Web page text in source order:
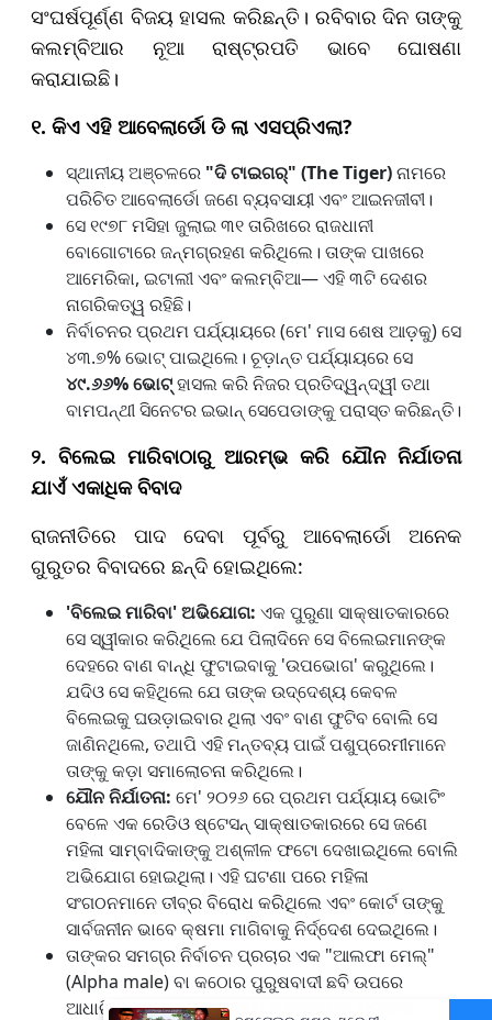
ସଂଘର୍ଷପୂର୍ଣ୍ଣ ବିଜୟ ହାସଲ କରିଛନ୍ତି। ରବିବାର ଦିନ ତାଙ୍କୁ
କଲମ୍ବିଆର ନୂଆ ରାଷ୍ଟ୍ରପତି ଭାବେ ଘୋଷଣା
କରାଯାଇଛି।
୧. କିଏ ଏହି ଆବେଲାର୍ଡୋ ଡି ଲା ଏସପ୍ରିଏଲା?
ସ୍ଥାନୀୟ ଅଞ୍ଚଳରେ "ଦି ଟାଇଗର୍" (The Tiger)ନାମରେ
ପରିଚିତ ଆବେଲାର୍ଡୋ ଜଣେ ବ୍ୟବସାୟୀ ଏବଂ ଆଇନଜୀବୀ।
ସେ ୧୯୭୮ ମସିହା ଜୁଲାଇ ୩୧ ତାରିଖରେ ରାଜଧାନୀ
ବୋଗୋଟାରେ ଜନ୍ମଗ୍ରହଣ କରିଥିଲେ। ତାଙ୍କ ପାଖରେ
ଆମେରିକା, ଇଟାଲୀ ଏବଂ କଲମ୍ବିଆ— ଏହି ୩ଟି ଦେଶର
ନାଗରିକତ୍ୱ ରହିଛି।
ନିର୍ବାଚନର ପ୍ରଥମ ପର୍ଯ୍ୟାୟରେ (ମେ' ମାସ ଶେଷ ଆଡ଼କୁ) ସେ
୪୩.୭% ଭୋଟ୍ ପାଇଥିଲେ। ଚୂଡ଼ାନ୍ତ ପର୍ଯ୍ୟାୟରେ ସେ
୪୯.୬୬% ଭୋଟ୍ହାସଲ କରି ନିଜର ପ୍ରତିଦ୍ୱନ୍ଦ୍ୱୀ ତଥା
ବାମପନ୍ଥୀ ସିନେଟର ଇଭାନ୍ ସେପେଡାଙ୍କୁ ପରାସ୍ତ କରିଛନ୍ତି।
୨. ବିଲେଇ ମାରିବାଠାରୁ ଆରମ୍ଭ କରି ଯୌନ ନିର୍ଯାତନା
ଯାଏଁ ଏକାଧିକ ବିବାଦ
ରାଜନୀତିରେ ପାଦ ଦେବା ପୂର୍ବରୁ ଆବେଲାର୍ଡୋ ଅନେକ
ଗୁରୁତର ବିବାଦରେ ଛନ୍ଦି ହୋଇଥିଲେ:
'ବିଲେଇ ମାରିବା'ଅଭିଯୋଗ: ଏକ ପୁରୁଣା ସାକ୍ଷାତକାରରେ
ସେ ସ୍ୱୀକାର କରିଥିଲେ ଯେ ପିଲାଦିନେ ସେ ବିଲେଇମାନଙ୍କ
ଦେହରେ ବାଣ ବାନ୍ଧି ଫୁଟାଇବାକୁ 'ଉପଭୋଗ' କରୁଥିଲେ।
ଯଦିଓ ସେ କହିଥିଲେ ଯେ ତାଙ୍କ ଉଦ୍ଦେଶ୍ୟ କେବଳ
ବିଲେଇକୁ ଘଉଡ଼ାଇବାର ଥିଲା ଏବଂ ବାଣ ଫୁଟିବ ବୋଲି ସେ
ଜାଣିନଥିଲେ, ତଥାପି ଏହି ମନ୍ତବ୍ୟ ପାଇଁ ପଶୁପ୍ରେମୀମାନେ
ତାଙ୍କୁ କଡ଼ା ସମାଲୋଚନା କରିଥିଲେ।
ଯୌନ ନିର୍ଯାତନା: ମେ' ୨୦୨୬ ରେ ପ୍ରଥମ ପର୍ଯ୍ୟାୟ ଭୋଟିଂ
ବେଳେ ଏକ ରେଡିଓ ଷ୍ଟେସନ୍ ସାକ୍ଷାତକାରରେ ସେ ଜଣେ
ମହିଳା ସାମ୍ବାଦିକାଙ୍କୁ ଅଶ୍ଳୀଳ ଫଟୋ ଦେଖାଇଥିଲେ ବୋଲି
ଅଭିଯୋଗ ହୋଇଥିଲା। ଏହି ଘଟଣା ପରେ ମହିଳା
ସଂଗଠନମାନେ ତୀବ୍ର ବିରୋଧ କରିଥିଲେ ଏବଂ କୋର୍ଟ ତାଙ୍କୁ
ସାର୍ବଜନୀନ ଭାବେ କ୍ଷମା ମାଗିବାକୁ ନିର୍ଦ୍ଦେଶ ଦେଇଥିଲେ।
ତାଙ୍କର ସମଗ୍ର ନିର୍ବାଚନ ପ୍ରଚାର ଏକ "ଆଲଫା ମେଲ୍"
(Alpha male) ବା କଠୋର ପୁରୁଷବାଦୀ ଛବି ଉପରେ
ଆଧାରିତ ଥିଲା ବୋଲି ସ୍ଥାନୀୟ ଗଣମାଧ୍ୟମ ପ୍ରକାଶ